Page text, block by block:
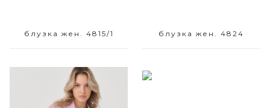
блузка жен. 4815/1 блузка жен. 4824